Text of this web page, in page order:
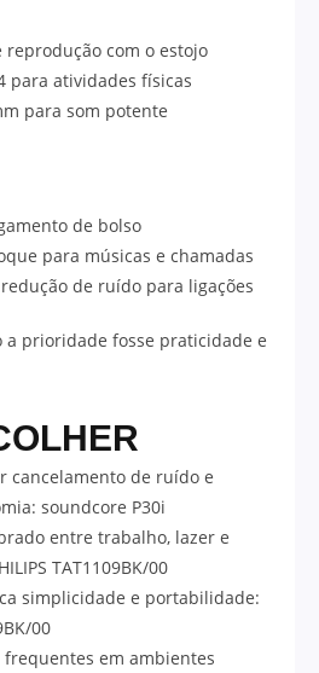
reprodução com o estojo
para atividades físicas
para som potente
de bolso
para músicas e chamadas
de ruído para ligações
a prioridade fosse praticidade e
cancelamento de ruído e
soundcore P30i
entre trabalho, lazer e
TAT1109BK/00
simplicidade e portabilidade:
00
frequentes em ambientes